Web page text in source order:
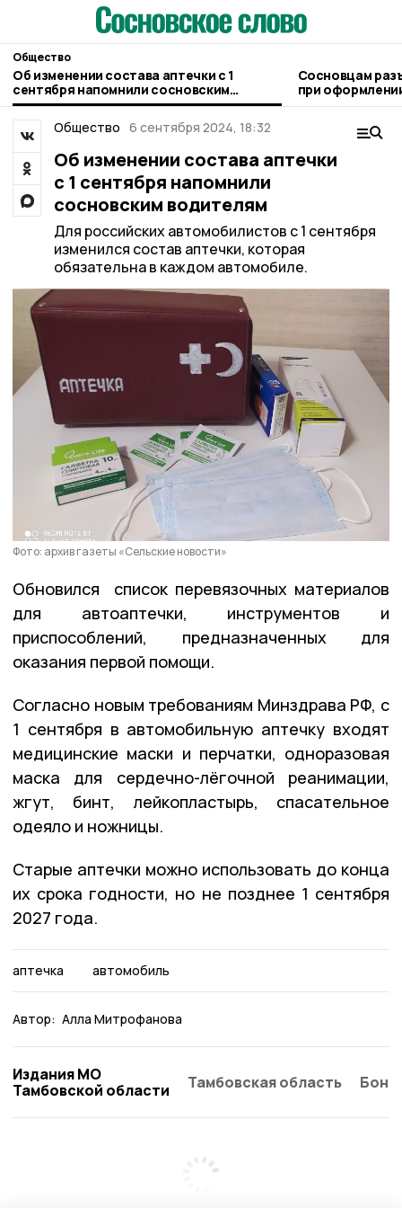
Общество
Об изменении состава аптечки с 1
сентября напомнили сосновским
водителям
Сосновцам
при
людьми
Общество 6 сентября 2024, 18:32
Об изменении состава аптечки
с 1 сентября напомнили
сосновским водителям
Для российских автомобилистов с 1 сентября
изменился состав аптечки, которая
обязательна в каждом автомобиле.
Фото: архив газеты «Сельские новости»
Обновился список перевязочных материалов
для автоаптечки, инструментов и
приспособлений, предназначенных для
оказания первой помощи.
Согласно новым требованиям Минздрава РФ, с
1 сентября в автомобильную аптечку входят
медицинские маски и перчатки, одноразовая
маска для сердечно-лёгочной реанимации,
жгут, бинт, лейкопластырь, спасательное
одеяло и ножницы.
Старые аптечки можно использовать до конца
их срока годности, но не позднее 1 сентября
2027 года.
аптечка автомобиль
Автор: Алла Митрофанова
Издания МО
Тамбовской области
Тамбовская область